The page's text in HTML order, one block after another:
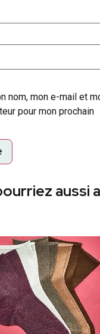
nom, mon e-mail et
pour mon prochain
aussi